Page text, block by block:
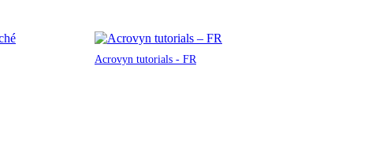
Acrovyn tutorials - FR